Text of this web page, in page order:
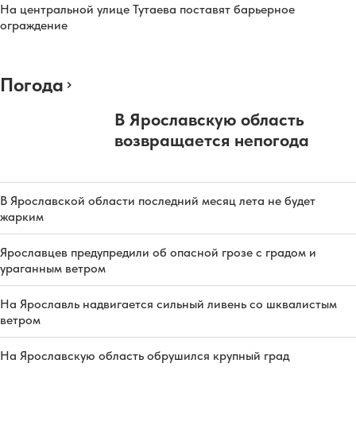
На центральной улице Тутаева поставят барьерное
ограждение
Погода
В Ярославскую область
возвращается непогода
В Ярославской области последний месяц лета не будет
жарким
Ярославцев предупредили об опасной грозе с градом и
ураганным ветром
На Ярославль надвигается сильный ливень со шквалистым
ветром
На Ярославскую область обрушился крупный град